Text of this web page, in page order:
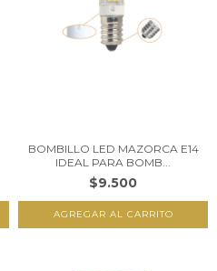
BOMBILLO LED MAZORCA E14
IDEAL PARA BOMB...
$9.500